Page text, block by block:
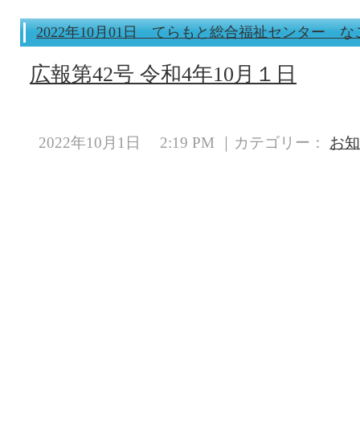
2022年10月01日 てらもと総合福祉センター
広報第42号 令和4年10月１日
2022年10月1日 2:19 PM ｜カテゴリー： お